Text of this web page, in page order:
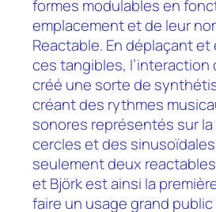
formes modulables en
emplacement et de leur
Reactable. En déplaçant
ces tangibles, l’interaction
créé une sorte de
créant des rythmes
sonores représentés sur
cercles et des
seulement deux
et Björk est ainsi la
faire un usage grand